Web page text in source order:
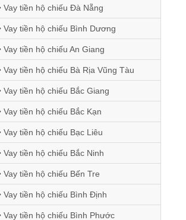
Vay tiền hộ chiếu Đà Nẵng
Vay tiền hộ chiếu Bình Dương
Vay tiền hộ chiếu An Giang
Vay tiền hộ chiếu Bà Rịa Vũng Tàu
Vay tiền hộ chiếu Bắc Giang
Vay tiền hộ chiếu Bắc Kạn
Vay tiền hộ chiếu Bạc Liêu
Vay tiền hộ chiếu Bắc Ninh
Vay tiền hộ chiếu Bến Tre
Vay tiền hộ chiếu Bình Định
Vay tiền hộ chiếu Bình Phước